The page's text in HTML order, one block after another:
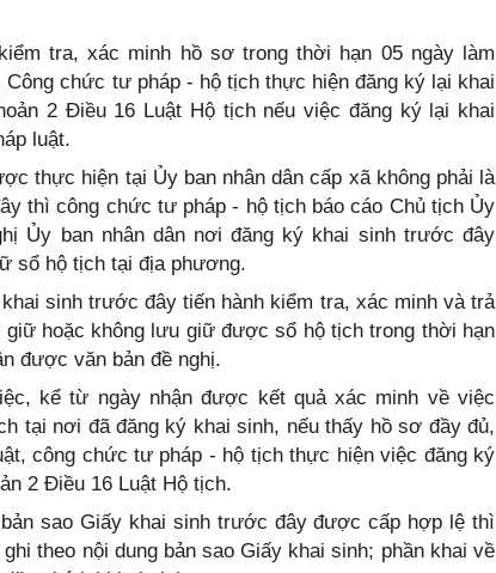
tra, xác minh hồ sơ trong thời hạn 05 ngày làm
chức tư pháp - hộ tịch thực hiện đăng ký lại khai
2 Điều 16 Luật Hộ tịch nếu việc đăng ký lại khai
luật.
thực hiện tại Ủy ban nhân dân cấp xã không phải là
thì công chức tư pháp - hộ tịch báo cáo Chủ tịch Ủy
Ủy ban nhân dân nơi đăng ký khai sinh trước đây
sổ hộ tịch tại địa phương.
sinh trước đây tiến hành kiểm tra, xác minh và trả
hoặc không lưu giữ được sổ hộ tịch trong thời hạn
được văn bản đề nghị.
kể từ ngày nhận được kết quả xác minh về việc
tại nơi đã đăng ký khai sinh, nếu thấy hồ sơ đầy đủ,
công chức tư pháp - hộ tịch thực hiện việc đăng ký
2 Điều 16 Luật Hộ tịch.
sao Giấy khai sinh trước đây được cấp hợp lệ thì
theo nội dung bản sao Giấy khai sinh; phần khai về